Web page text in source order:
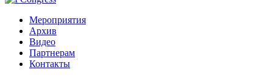
Мероприятия
Архив
Видео
Партнерам
Контакты